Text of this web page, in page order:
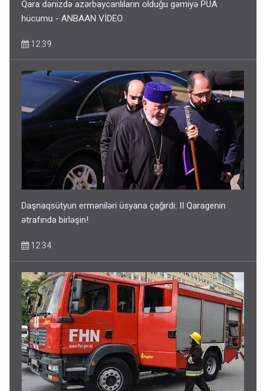
Qara dənizdə azərbaycanlıların olduğu gəmiyə PUA
hücumu - ANBAAN VİDEO
12:39
Daşnaqsütyun erməniləri üsyana çağırdı: II Qaragenin
ətrafında birləşin!
12:34